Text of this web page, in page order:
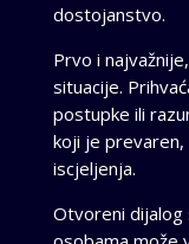
dostojanstvo.
Prvo i
situacije.
postupke ili
koji je prevaren,
iscjeljenja.
Otvoreni dijalog